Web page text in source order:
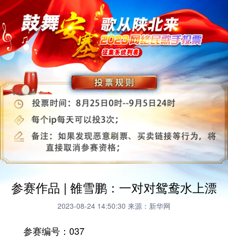
参赛作品 | 雒雪鹏：一对对鸳鸯水上漂
2023-08-24 14:50:30 来源：新华网
参赛编号： 037